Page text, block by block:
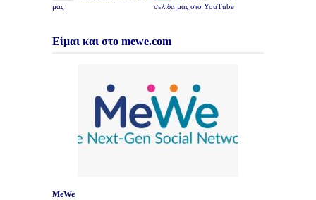
μας
σελίδα μας στο YouTube
Είμαι και στο mewe.com
MeWe